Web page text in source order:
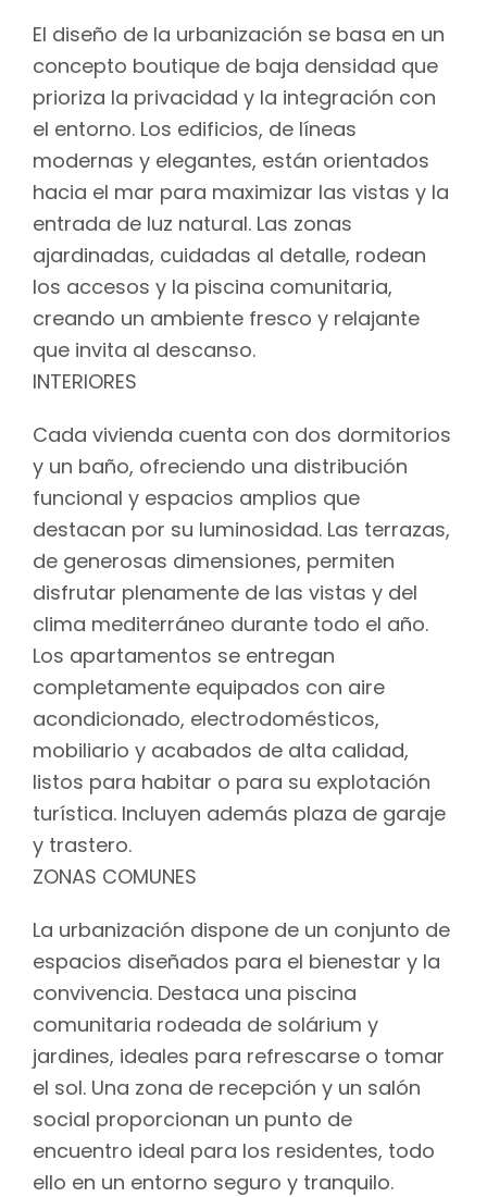
El diseño de la urbanización se basa en un
concepto boutique de baja densidad que
prioriza la privacidad y la integración con
el entorno. Los edificios, de líneas
modernas y elegantes, están orientados
hacia el mar para maximizar las vistas y la
entrada de luz natural. Las zonas
ajardinadas, cuidadas al detalle, rodean
los accesos y la piscina comunitaria,
creando un ambiente fresco y relajante
que invita al descanso.
INTERIORES
Cada vivienda cuenta con dos dormitorios
y un baño, ofreciendo una distribución
funcional y espacios amplios que
destacan por su luminosidad. Las terrazas,
de generosas dimensiones, permiten
disfrutar plenamente de las vistas y del
clima mediterráneo durante todo el año.
Los apartamentos se entregan
completamente equipados con aire
acondicionado, electrodomésticos,
mobiliario y acabados de alta calidad,
listos para habitar o para su explotación
turística. Incluyen además plaza de garaje
y trastero.
ZONAS COMUNES
La urbanización dispone de un conjunto de
espacios diseñados para el bienestar y la
convivencia. Destaca una piscina
comunitaria rodeada de solárium y
jardines, ideales para refrescarse o tomar
el sol. Una zona de recepción y un salón
social proporcionan un punto de
encuentro ideal para los residentes, todo
ello en un entorno seguro y tranquilo.